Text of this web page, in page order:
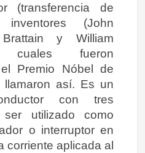
(transferencia de
inventores (John
y William
cuales fueron
Premio Nóbel de
así. Es un
con tres
ser utilizado como
o interruptor en
corriente aplicada al